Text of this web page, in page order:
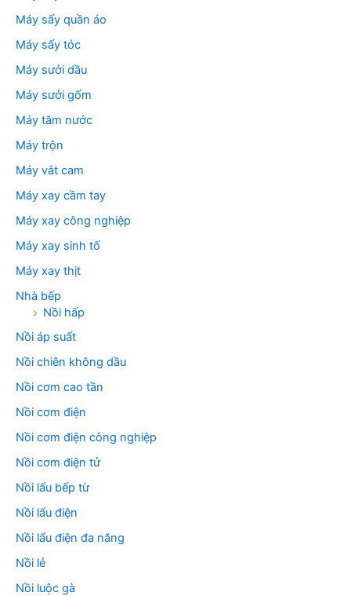
Máy sấy quần áo
Máy sấy tóc
Máy sưởi dầu
Máy sưởi gốm
Máy tăm nước
Máy trộn
Máy vắt cam
Máy xay cầm tay
Máy xay công nghiệp
Máy xay sinh tố
Máy xay thịt
Nhà bếp
Nồi hấp
Nồi áp suất
Nồi chiên không dầu
Nồi cơm cao tần
Nồi cơm điện
Nồi cơm điện công nghiệp
Nồi cơm điện tử
Nồi lẩu bếp từ
Nồi lẩu điện
Nồi lẩu điện đa năng
Nồi lẻ
Nồi luộc gà